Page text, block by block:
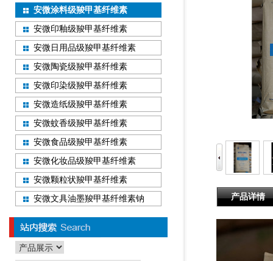
产品详情
安微涂料级羧甲基纤维素
安微印釉级羧甲基纤维素
安微日用品级羧甲基纤维素
安微陶瓷级羧甲基纤维素
安微印染级羧甲基纤维素
安微造纸级羧甲基纤维素
安微蚊香级羧甲基纤维素
安微食品级羧甲基纤维素
安微化妆品级羧甲基纤维素
安微颗粒状羧甲基纤维素
安微文具油墨羧甲基纤维素钠